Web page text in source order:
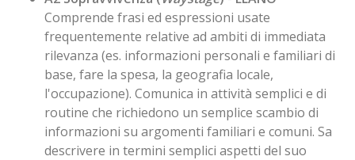
Comprende frasi ed espressioni usate
frequentemente relative ad ambiti di immediata
rilevanza (es. informazioni personali e familiari di
base, fare la spesa, la geografia locale,
l'occupazione). Comunica in attività semplici e di
routine che richiedono un semplice scambio di
informazioni su argomenti familiari e comuni. Sa
descrivere in termini semplici aspetti del suo